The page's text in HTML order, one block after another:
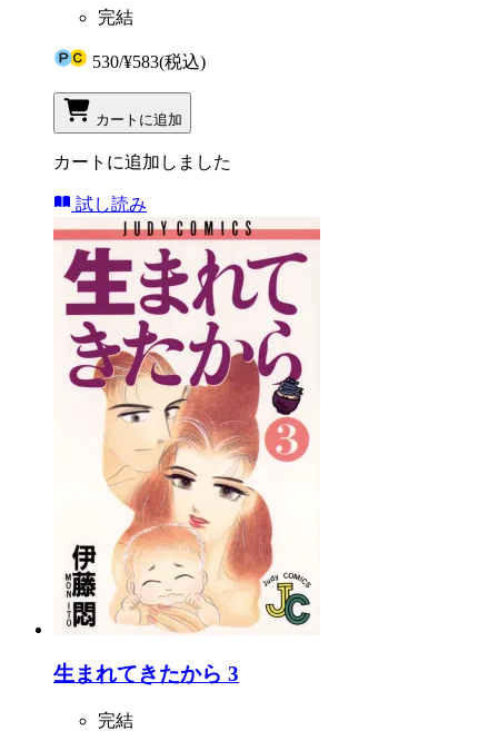
完結
530/¥583(税込)
カートに追加
カートに追加しました
試し読み
生まれてきたから 3
完結